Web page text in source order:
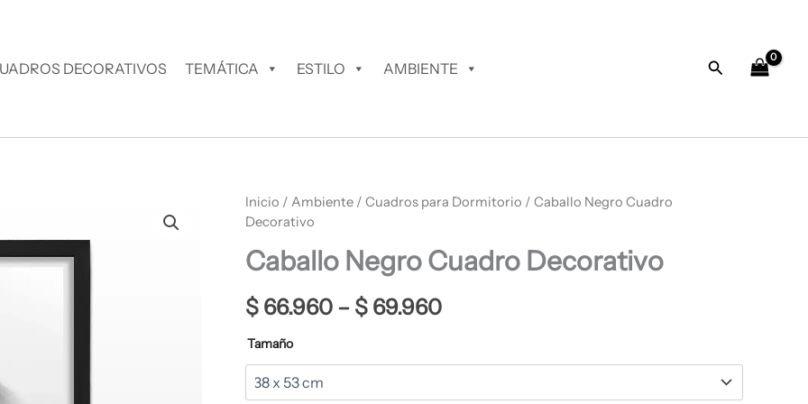
DECORATIVOS TEMÁTICA ESTILO AMBIENTE Buscar
Inicio / Ambiente / Cuadros para Dormitorio / Caballo Negro Cuadro
Decorativo
Caballo Negro Cuadro Decorativo
$ 66.960 – $ 69.960
Rango
precios:
desde
hasta
Tamaño
Caballo
Negro
Decorativo
cantidad